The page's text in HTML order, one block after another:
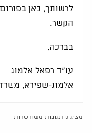
לרשותך, כאן
הקשר.
בברכה,
עו"ד רפאל אלמוג
אלמוג-שפירא,
מציג 0 תגובות משורשרות